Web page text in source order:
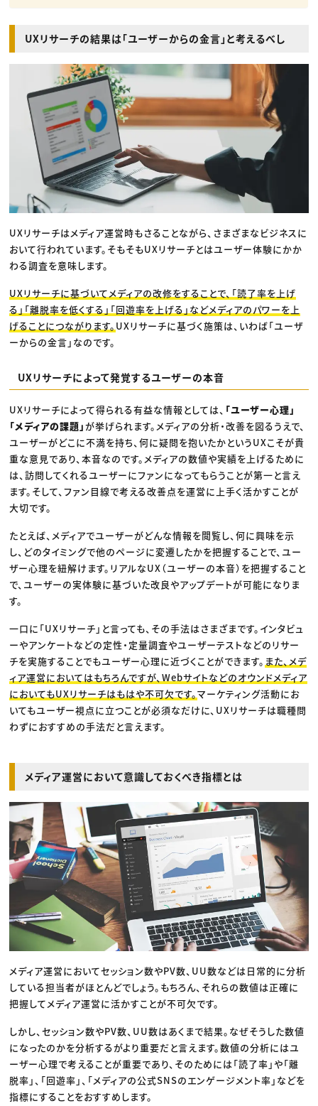
UXリサーチの結果は「ユーザーからの金言」と考えるべし
UXリサーチはメディア運営時もさることながら、さまざまなビジネスに
おいて行われています。そもそもUXリサーチとはユーザー体験にかか
わる調査を意味します。
UXリサーチに基づいてメディアの改修をすることで、「読了率を上げ
る」「離脱率を低くする」「回遊率を上げる」などメディアのパワーを上
げることにつながります。 UXリサーチに基づく施策は、いわば「ユーザ
ーからの金言」なのです。
UXリサーチによって発覚するユーザーの本音
UXリサーチによって得られる有益な情報としては、 「ユーザー心理」
「メディアの課題」が挙げられます。メディアの分析・改善を図るうえで、
ユーザーがどこに不満を持ち、何に疑問を抱いたかというUXこそが貴
重な意見であり、本音なのです。メディアの数値や実績を上げるために
は、訪問してくれるユーザーにファンになってもらうことが第一と言え
ます。そして、ファン目線で考える改善点を運営に上手く活かすことが
大切です。
たとえば、メディアでユーザーがどんな情報を閲覧し、何に興味を示
し、どのタイミングで他のページに変遷したかを把握することで、ユー
ザー心理を紐解けます。リアルなUX（ユーザーの本音）を把握すること
で、ユーザーの実体験に基づいた改良やアップデートが可能になりま
す。
一口に「UXリサーチ」と言っても、その手法はさまざまです。インタビュ
ーやアンケートなどの定性・定量調査やユーザーテストなどのリサー
チを実施することでもユーザー心理に近づくことができます。 また、メデ
ィア運営においてはもちろんですが、Webサイトなどのオウンドメディア
においてもUXリサーチはもはや不可欠です。マーケティング活動にお
いてもユーザー視点に立つことが必須なだけに、UXリサーチは職種問
わずにおすすめの手法だと言えます。
メディア運営において意識しておくべき指標とは
メディア運営においてセッション数やPV数、UU数などは日常的に分析
している担当者がほとんどでしょう。もちろん、それらの数値は正確に
把握してメディア運営に活かすことが不可欠です。
しかし、セッション数やPV数、UU数はあくまで結果。なぜそうした数値
になったのかを分析するがより重要だと言えます。数値の分析にはユ
ーザー心理で考えることが重要であり、そのためには「読了率」や「離
脱率」、「回遊率」、「メディアの公式SNSのエンゲージメント率」などを
指標にすることをおすすめします。